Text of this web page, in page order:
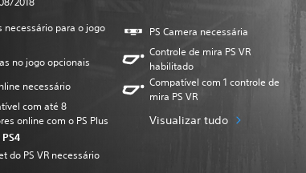
necessário para o jogo
no jogo opcionais
necessário
com até 8
online com o PS Plus
do PS VR necessário
PS Camera necessária
Controle de mira PS VR
habilitado
Compatível com 1 controle de
mira PS VR
Visualizar tudo